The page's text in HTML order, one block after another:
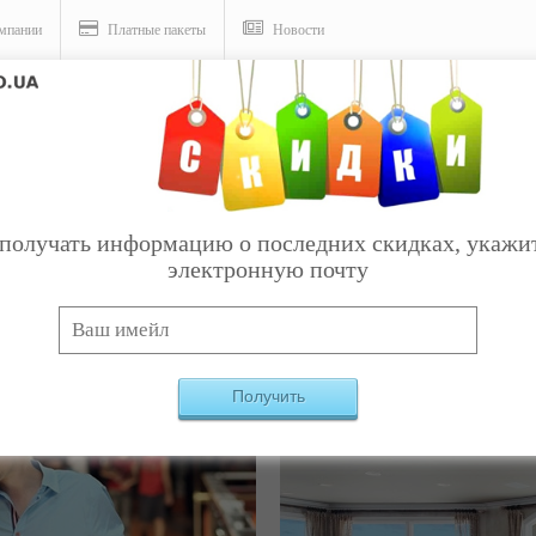
Платные пакеты Новости
ТОРГОВЫЙ ЦЕНТР В
И УСЛУГ ОТ УКРАИНСКИХ КОМПАНИЙ.
информацию о последних скидках,
электронную почту
Получить